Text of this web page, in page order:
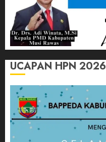
UCAPAN HPN 2026